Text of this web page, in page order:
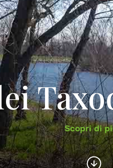
Scopri di